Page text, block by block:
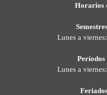
Horarios
Lunes a
Lunes a